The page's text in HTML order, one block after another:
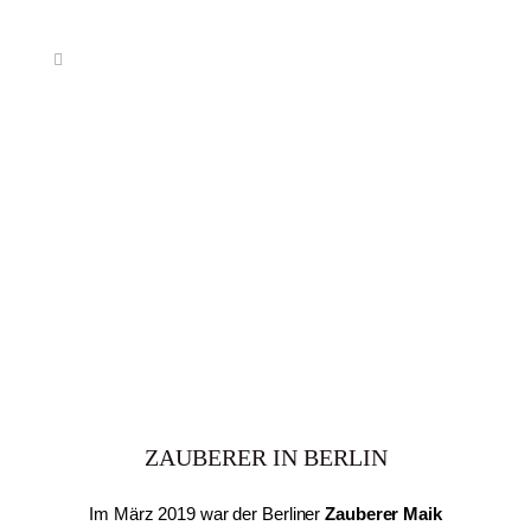
ZAUBERER IN BERLIN
Im März 2019 war der BerlinerZauberer Maik